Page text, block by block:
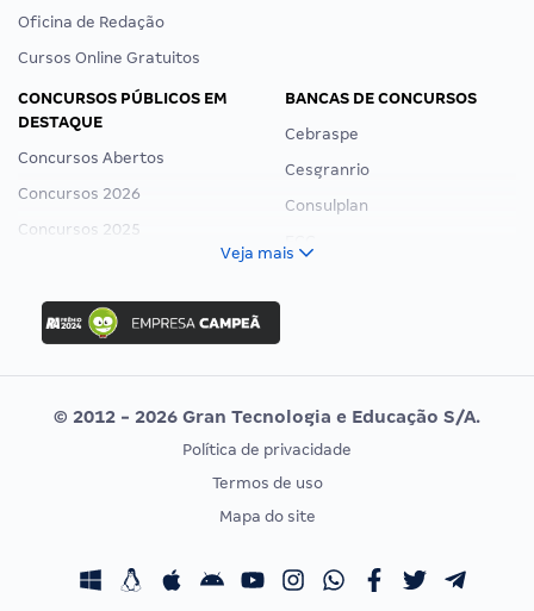
Oficina de Redação
Cursos Online Gratuitos
CONCURSOS PÚBLICOS EM
DESTAQUE
Concursos Abertos
Concursos 2026
Concursos 2025
Concurso Ibama
Concurso MPU
Editais publicados
BANCAS DE CONCURSOS
Cebraspe
Cesgranrio
Consulplan
Vunesp
CONCURSOS POR PROFISSÃO
Concursos Fiscais
EXAME DE ORDEM
Calendário OAB
Veja mais
© 2012 - 2026 Gran Tecnologia e Educação S/A.
Política de privacidade
Termos de uso
Mapa do site